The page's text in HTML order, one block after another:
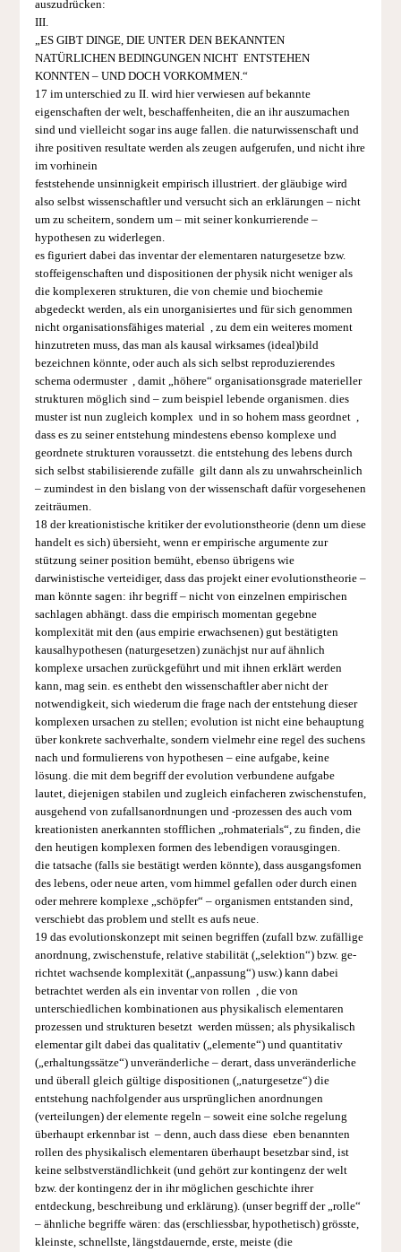
auszudrücken:
III.
„ES GIBT DINGE, DIE UNTER DEN BEKANNTEN
NATÜRLICHEN BEDINGUNGEN NICHT ENTSTEHEN
KONNTEN – UND DOCH VORKOMMEN.“
17 im unterschied zu II. wird hier verwiesen auf bekannte
eigenschaften der welt, beschaffenheiten, die an ihr auszumachen
sind und vielleicht sogar ins auge fallen. die naturwissenschaft und
ihre positiven resultate werden als zeugen aufgerufen, und nicht ihre
im vorhinein
feststehende unsinnigkeit empirisch illustriert. der gläubige wird
also selbst wissenschaftler und versucht sich an erklärungen – nicht
um zu scheitern, sondern um – mit seiner konkurrierende –
hypothesen zu widerle­gen.
es figuriert dabei das inventar der elementaren naturgesetze bzw.
stoff­eigenschaften und dispositionen der physik nicht weniger als
die komplexeren strukturen, die von chemie und biochemie
abgedeckt werden, als ein unorganisiertes und für sich genommen
nicht organisationsfähiges material , zu dem ein weiteres moment
hinzutreten muss, das man als kausal wirksames (ideal)bild
bezeichnen könnte, oder auch als sich selbst reproduzierendes
schema odermuster , damit „höhere“ organisationsgrade materieller
strukturen möglich sind – zum beispiel lebende organismen. dies
muster ist nun zugleich komplex und in so hohem mass geordnet ,
dass es zu seiner entstehung mindestens ebenso komplexe und
geordnete strukturen voraussetzt. die entstehung des lebens durch
sich selbst stabilisierende zufälle gilt dann als zu unwahrscheinlich
– zumindest in den bislang von der wissenschaft dafür vorgesehenen
zeiträumen.
18 der kreationistische kritiker der evolutionstheorie (denn um diese
handelt es sich) übersieht, wenn er empirische argumente zur
stützung seiner position bemüht, ebenso übrigens wie
darwinistische verteidiger, dass das projekt einer evolutionstheorie –
man könnte sagen: ihr begriff – nicht von einzelnen empirischen
sachlagen abhängt. dass die empirisch momentan gegebne
komplexität mit den (aus empirie erwachsenen) gut bestätigten
kausalhypothesen (naturgesetzen) zunächjst nur auf ähnlich
komplexe ursachen zurückgeführt und mit ihnen erklärt werden
kann, mag sein. es enthebt den wissenschaftler aber nicht der
notwendigkeit, sich wiederum die frage nach der entstehung dieser
komplexen ursachen zu stellen; evolution ist nicht eine behauptung
über konkrete sachverhalte, sondern vielmehr eine regel des suchens
nach und formulierens von hypo­thesen – eine aufgabe, keine
lösung. die mit dem begriff der evolution verbundene aufgabe
lautet, diejenigen stabilen und zugleich einfacheren zwischenstufen,
ausgehend von zufallsanordnungen und -prozessen des auch vom
kreationisten anerkannten stofflichen „rohmaterials“, zu finden, die
den heutigen komplexen formen des lebendigen vorausgingen.
die tatsache (falls sie bestätigt werden könnte), dass ausgangsfomen
des lebens, oder neue arten, vom himmel gefallen oder durch einen
oder mehrere komplexe „schöpfer“ – organismen entstanden sind,
verschiebt das problem und stellt es aufs neue.
19 das evolutionskonzept mit seinen begriffen (zufall bzw. zufällige
anordnung, zwischenstufe, relative stabilität („selektion“) bzw. ge­
richtet wachsende komplexität („anpassung“) usw.) kann dabei
betrachtet werden als ein inventar von rollen , die von
unterschiedlichen kombinationen aus physikalisch elementaren
prozessen und strukturen besetzt werden müssen; als physikalisch
elementar gilt dabei das qualitativ („elemente“) und quantitativ
(„erhaltungssätze“) un­veränderliche – derart, dass unveränderliche
und überall gleich gültige dispositionen („naturgesetze“) die
entstehung nachfolgender aus ursprünglichen anordnungen
(verteilungen) der elemente regeln – soweit eine solche regelung
überhaupt erkennbar ist – denn, auch dass diese eben benannten
rollen des physikalisch elementaren überhaupt besetzbar sind, ist
keine selbstverständlichkeit (und gehört zur kontingenz der welt
bzw. der kontingenz der in ihr möglichen geschichte ihrer
entdeckung, beschreibung und erklärung). (unser begriff der „rolle“
– ähnliche be­griffe wären: das (erschliessbar, hypothetisch) grösste,
kleinste, schnellste, längstdauernde, erste, meiste (die